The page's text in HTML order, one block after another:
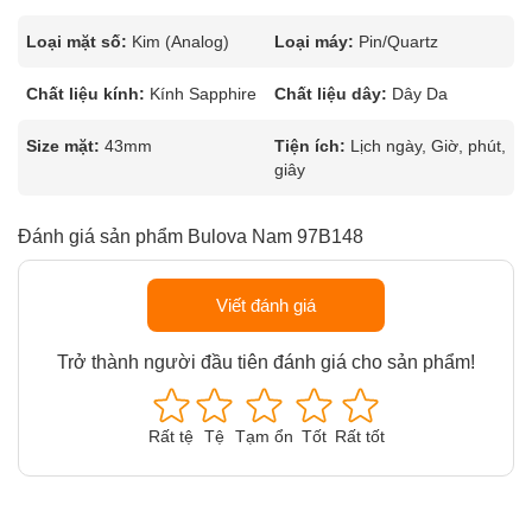
Loại mặt số: Kim (Analog) Loại máy: Pin/Quartz
Chất liệu kính: Kính Sapphire Chất liệu dây: Dây Da
Size mặt: 43mm Tiện ích: Lịch ngày, Giờ, phút,
giây
Đánh giá sản phẩm Bulova Nam 97B148
Viết đánh giá
Trở thành người đầu tiên đánh giá cho sản phẩm!
Rất tệ Tệ Tạm ổn Tốt Rất tốt